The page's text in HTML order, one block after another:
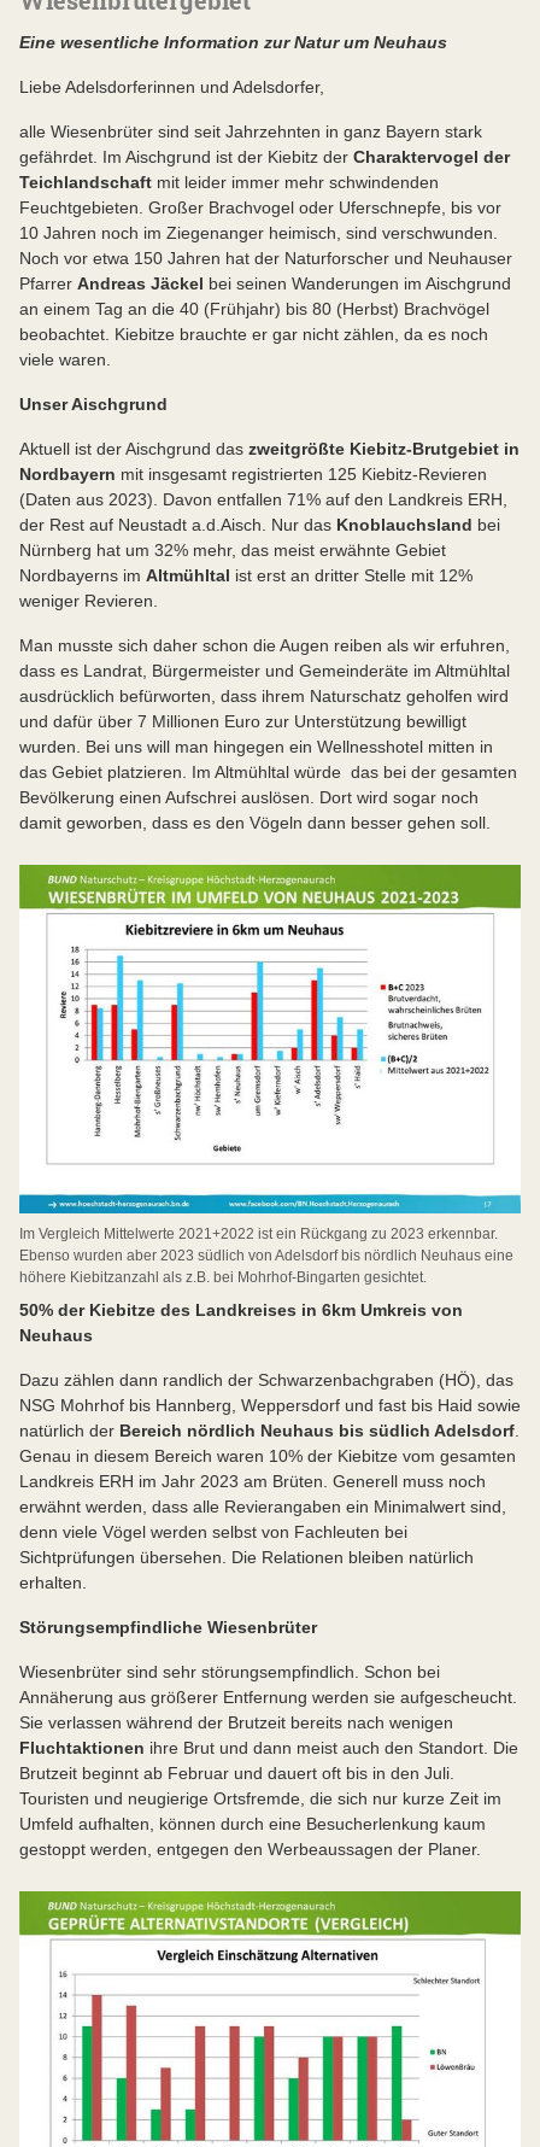
Eine wesentliche Information zur Natur um Neuhaus
Liebe Adelsdorferinnen und Adelsdorfer,
alle Wiesenbrüter sind seit Jahrzehnten in ganz Bayern stark
gefährdet. Im Aischgrund ist der Kiebitz der Charaktervogel der
Teichlandschaft mit leider immer mehr schwindenden
Feuchtgebieten. Großer Brachvogel oder Uferschnepfe, bis vor
10 Jahren noch im Ziegenanger heimisch, sind verschwunden.
Noch vor etwa 150 Jahren hat der Naturforscher und Neuhauser
Pfarrer Andreas Jäckel bei seinen Wanderungen im Aischgrund
an einem Tag an die 40 (Frühjahr) bis 80 (Herbst) Brachvögel
beobachtet. Kiebitze brauchte er gar nicht zählen, da es noch
viele waren.
Unser Aischgrund
Aktuell ist der Aischgrund das zweitgrößte Kiebitz-Brutgebiet in
Nordbayern mit insgesamt registrierten 125 Kiebitz-Revieren
(Daten aus 2023). Davon entfallen 71% auf den Landkreis ERH,
der Rest auf Neustadt a.d.Aisch. Nur das Knoblauchsland bei
Nürnberg hat um 32% mehr, das meist erwähnte Gebiet
Nordbayerns im Altmühltal ist erst an dritter Stelle mit 12%
weniger Revieren.
Man musste sich daher schon die Augen reiben als wir erfuhren,
dass es Landrat, Bürgermeister und Gemeinderäte im Altmühltal
ausdrücklich befürworten, dass ihrem Naturschatz geholfen wird
und dafür über 7 Millionen Euro zur Unterstützung bewilligt
wurden. Bei uns will man hingegen ein Wellnesshotel mitten in
das Gebiet platzieren. Im Altmühltal würde das bei der gesamten
Bevölkerung einen Aufschrei auslösen. Dort wird sogar noch
damit geworben, dass es den Vögeln dann besser gehen soll.
Im Vergleich Mittelwerte 2021+2022 ist ein Rückgang zu 2023 erkennbar.
Ebenso wurden aber 2023 südlich von Adelsdorf bis nördlich Neuhaus eine
höhere Kiebitzanzahl als z.B. bei Mohrhof-Bingarten gesichtet.
50% der Kiebitze des Landkreises in 6km Umkreis von
Neuhaus
Dazu zählen dann randlich der Schwarzenbachgraben (HÖ), das
NSG Mohrhof bis Hannberg, Weppersdorf und fast bis Haid sowie
natürlich der Bereich nördlich Neuhaus bis südlich Adelsdorf
Genau in diesem Bereich waren 10% der Kiebitze vom gesamten
Landkreis ERH im Jahr 2023 am Brüten. Generell muss noch
erwähnt werden, dass alle Revierangaben ein Minimalwert sind,
denn viele Vögel werden selbst von Fachleuten bei
Sichtprüfungen übersehen. Die Relationen bleiben natürlich
erhalten.
Störungsempfindliche Wiesenbrüter
Wiesenbrüter sind sehr störungsempfindlich. Schon bei
Annäherung aus größerer Entfernung werden sie aufgescheucht.
Sie verlassen während der Brutzeit bereits nach wenigen
Fluchtaktionen ihre Brut und dann meist auch den Standort. Die
Brutzeit beginnt ab Februar und dauert oft bis in den Juli.
Touristen und neugierige Ortsfremde, die sich nur kurze Zeit im
Umfeld aufhalten, können durch eine Besucherlenkung kaum
gestoppt werden, entgegen den Werbeaussagen der Planer.